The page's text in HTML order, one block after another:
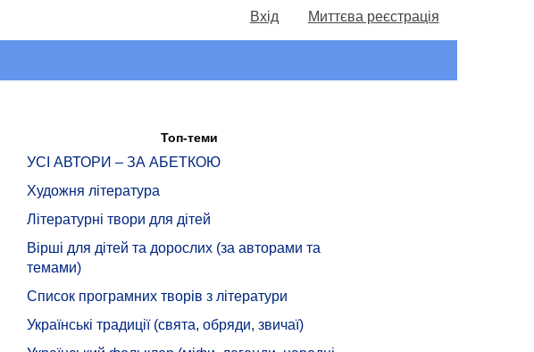
Вхід Миттєва реєстрація
Топ-теми
УСІ АВТОРИ – ЗА АБЕТКОЮ
Художня література
Літературні твори для дітей
Вірші для дітей та дорослих (за авторами та
темами)
Список програмних творів з літератури
Українські традиції (свята, обряди, звичаї)